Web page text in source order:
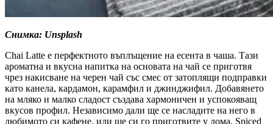
Снимка: Unsplash
Chai Latte е перфектното въплъщение на есента в чаша. Тази
ароматна и вкусна напитка на основата на чай се приготвя
чрез накисване на черен чай със смес от затоплящи подправки
като канела, кардамон, карамфил и джинджифил. Добавянето
на мляко и малко сладост създава хармоничен и успокояващ
вкусов профил. Независимо дали ще се насладите на него в
любимото си кафене, или ще си го приготвите у дома, Spiced